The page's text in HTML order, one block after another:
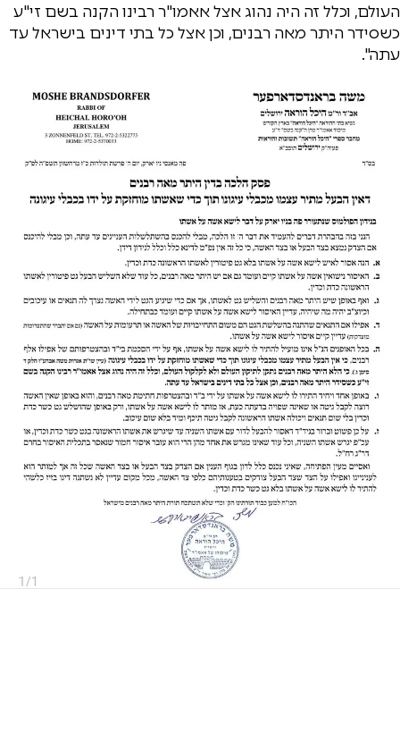
העולם, וכלל זה היה נהוג אצל אאמו"ר רבינו הקנה בשם זי"ע
כשסידר היתר מאה רבנים, וכן אצל כל בתי דינים בישראל עד
עתה".